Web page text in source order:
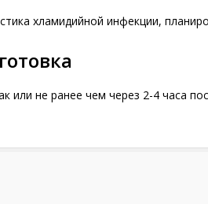
хламидийной инфекции,
или не ранее чем через 2-4 часа